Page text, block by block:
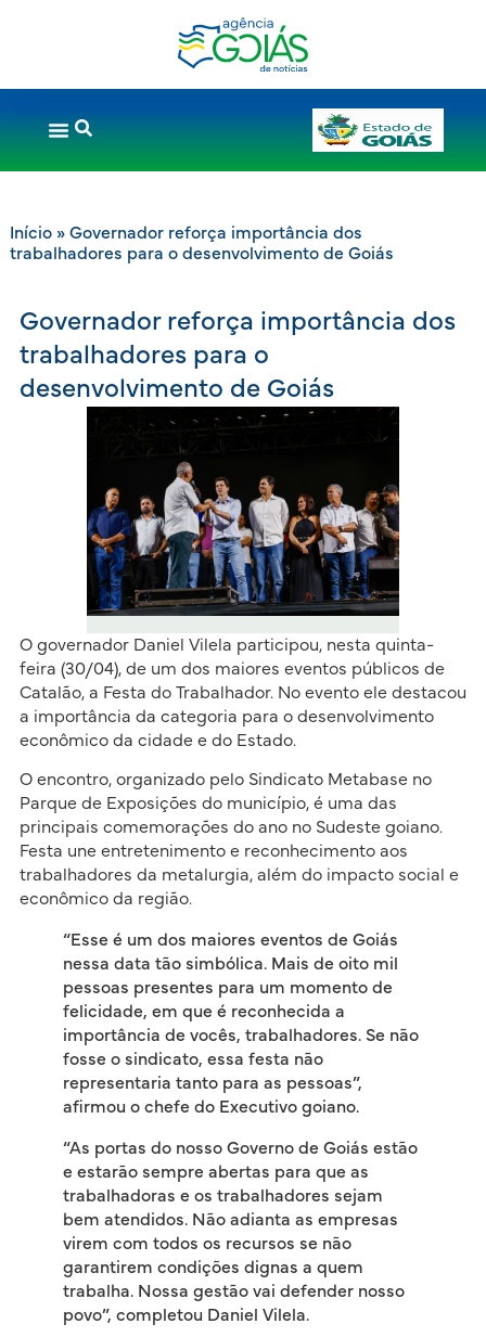
Início» Governador reforça importância dos
trabalhadores para o desenvolvimento de Goiás
Governador reforça importância dos
trabalhadores para o
desenvolvimento de Goiás
O governador Daniel Vilela participou, nesta quinta-
feira (30/04), de um dos maiores eventos públicos de
Catalão, a Festa do Trabalhador. No evento ele destacou
a importância da categoria para o desenvolvimento
econômico da cidade e do Estado.
O encontro, organizado pelo Sindicato Metabase no
Parque de Exposições do município, é uma das
principais comemorações do ano no Sudeste goiano.
Festa une entretenimento e reconhecimento aos
trabalhadores da metalurgia, além do impacto social e
econômico da região.
“Esse é um dos maiores eventos de Goiás
nessa data tão simbólica. Mais de oito mil
pessoas presentes para um momento de
felicidade, em que é reconhecida a
importância de vocês, trabalhadores. Se não
fosse o sindicato, essa festa não
representaria tanto para as pessoas”,
afirmou o chefe do Executivo goiano.
“As portas do nosso Governo de Goiás estão
e estarão sempre abertas para que as
trabalhadoras e os trabalhadores sejam
bem atendidos. Não adianta as empresas
virem com todos os recursos se não
garantirem condições dignas a quem
trabalha. Nossa gestão vai defender nosso
povo”, completou Daniel Vilela.